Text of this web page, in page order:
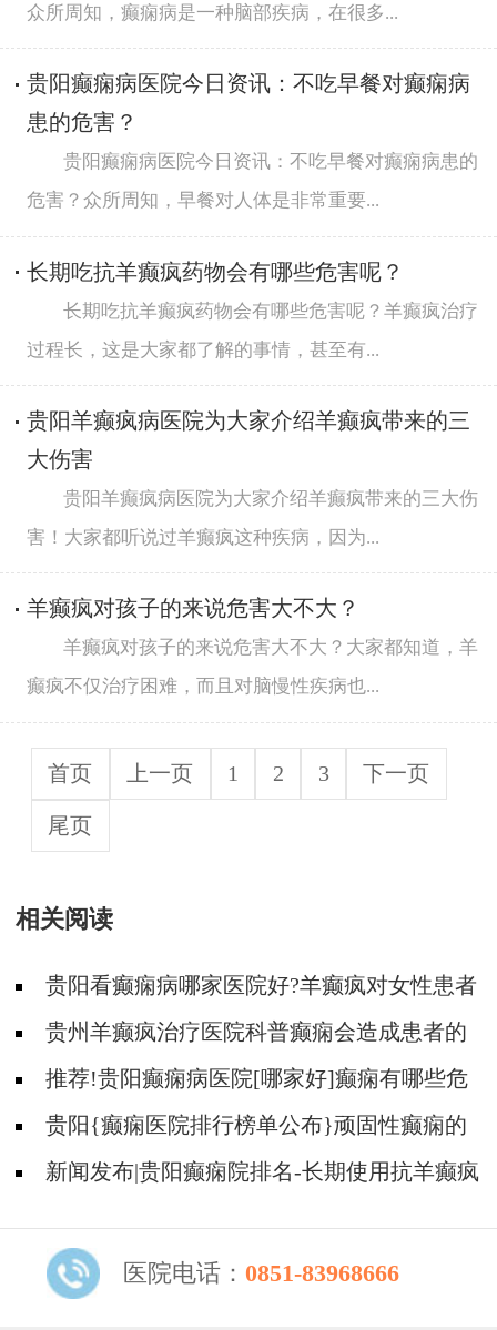
众所周知，癫痫病是一种脑部疾病，在很多...
贵阳癫痫病医院今日资讯：不吃早餐对癫痫病
患的危害？
贵阳癫痫病医院今日资讯：不吃早餐对癫痫病患的
危害？众所周知，早餐对人体是非常重要...
长期吃抗羊癫疯药物会有哪些危害呢？
长期吃抗羊癫疯药物会有哪些危害呢？羊癫疯治疗
过程长，这是大家都了解的事情，甚至有...
贵阳羊癫疯病医院为大家介绍羊癫疯带来的三
大伤害
贵阳羊癫疯病医院为大家介绍羊癫疯带来的三大伤
害！大家都听说过羊癫疯这种疾病，因为...
羊癫疯对孩子的来说危害大不大？
羊癫疯对孩子的来说危害大不大？大家都知道，羊
癫疯不仅治疗困难，而且对脑慢性疾病也...
首页 上一页 1 2 3 下一页
尾页
相关阅读
贵阳看癫痫病哪家医院好?羊癫疯对女性患者
有什么危害?
贵州羊癫疯治疗医院科普癫痫会造成患者的
哪些不好心理?
推荐!贵阳癫痫病医院[哪家好]癫痫有哪些危
害?贵阳{癫痫医院排行榜单公布}顽固性癫痫的
危害是什么？
新闻发布|贵阳癫痫院排名-长期使用抗羊癫疯
医院电话： 0851-83968666